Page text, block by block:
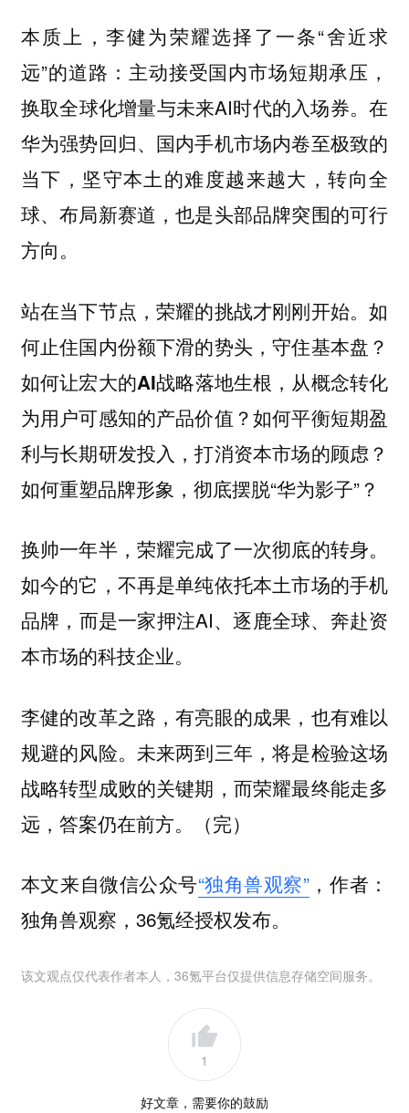
本质上，李健为荣耀选择了一条“舍近求
远”的道路：主动接受国内市场短期承压，
换取全球化增量与未来AI时代的入场券。在
华为强势回归、国内手机市场内卷至极致的
当下，坚守本土的难度越来越大，转向全
球、布局新赛道，也是头部品牌突围的可行
方向。
站在当下节点，荣耀的挑战才刚刚开始。如
何止住国内份额下滑的势头，守住基本盘？
如何让宏大的AI战略落地生根，从概念转化
为用户可感知的产品价值？如何平衡短期盈
利与长期研发投入，打消资本市场的顾虑？
如何重塑品牌形象，彻底摆脱“华为影子”？
换帅一年半，荣耀完成了一次彻底的转身。
如今的它，不再是单纯依托本土市场的手机
品牌，而是一家押注AI、逐鹿全球、奔赴资
本市场的科技企业。
李健的改革之路，有亮眼的成果，也有难以
规避的风险。未来两到三年，将是检验这场
战略转型成败的关键期，而荣耀最终能走多
远，答案仍在前方。
（完）
本文来自微信公众号“独角兽观察”，作者：
独角兽观察，36氪经授权发布。
该文观点仅代表作者本人，36氪平台仅提供信息存储空间服务。
1
好文章，需要你的鼓励